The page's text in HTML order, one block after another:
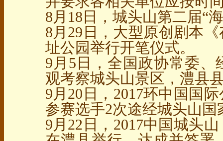
8月18日，城头山第二届“
8月29日，大型原创剧本
址公园举行开笔仪式。
9月5日，全国政协常委
观考察城头山景区，澧县
9月20日，2017环中国国
参赛选手2次途经城头山
9月22日，2017中国城头